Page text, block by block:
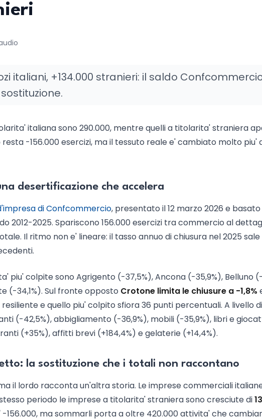
italiani, +134.000 stranieri: il saldo
italiana sono 290.000, mentre quelli a titolarita' straniera
-156.000 esercizi, ma il tessuto reale e' cambiato molto piu'
desertificazione che accelera
di Confcommercio, presentato il 12 marzo 2026 e basato
2012-2025. Spariscono 156.000 esercizi tra commercio al
Il ritmo non e' lineare: il tasso annuo di chiusura nel 2025 sale
piu' colpite sono Agrigento (-37,5%), Ancona (-35,9%), Belluno
(-34,1%). Sul fronte opposto Crotone limita le chiusure a -1,8%
resiliente e quello piu' colpito sfiora 36 punti percentuali. A livello
(-42,5%), abbigliamento (-36,9%), mobili (-35,9%), libri e
(+35%), affitti brevi (+184,4%) e gelaterie (+14,4%).
la sostituzione che i totali non raccontano
il lordo racconta un'altra storia. Le imprese commerciali
periodo le imprese a titolarita' straniera sono cresciute di
156.000, ma sommarli porta a oltre 420.000 attivita' che